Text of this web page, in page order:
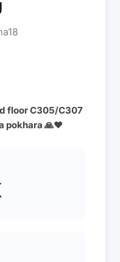
floor C305/C307
pokhara 🙏❤️